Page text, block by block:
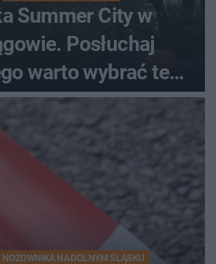
Summer City w
Posłuchaj
warto wybrać ten
na urlop!
NOŻOWNIKA NA DOLNYM ŚLĄSKU